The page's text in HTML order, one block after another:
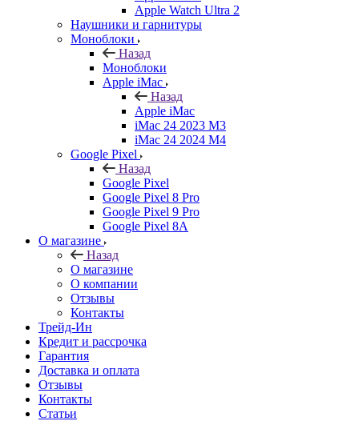
Apple Watch Ultra 2
Наушники и гарнитуры
Моноблоки
Назад
Моноблоки
Apple iMac
Назад
Apple iMac
iMac 24 2023 M3
iMac 24 2024 M4
Google Pixel
Назад
Google Pixel
Google Pixel 8 Pro
Google Pixel 9 Pro
Google Pixel 8A
О магазине
Назад
О магазине
О компании
Отзывы
Контакты
Трейд-Ин
Кредит и рассрочка
Гарантия
Доставка и оплата
Отзывы
Контакты
Статьи